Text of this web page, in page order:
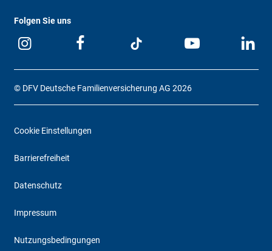
Folgen Sie uns
© DFV Deutsche Familienversicherung AG 2026
Cookie Einstellungen
Barrierefreiheit
Datenschutz
Impressum
Nutzungsbedingungen